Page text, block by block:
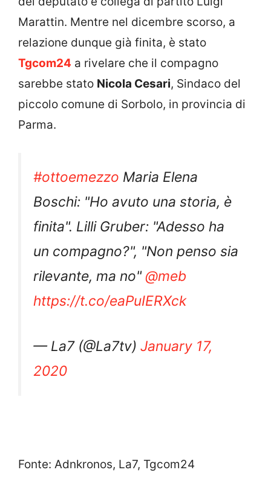
Marattin. Mentre nel dicembre scorso, a
relazione dunque già finita, è stato
Tgcom24 a rivelare che il compagno
sarebbe stato Nicola Cesari, Sindaco del
piccolo comune di Sorbolo, in provincia di
Parma.
#ottoemezzo Maria Elena
Boschi: "Ho avuto una storia, è
finita". Lilli Gruber: "Adesso ha
un compagno?", "Non penso sia
rilevante, ma no"@meb
https://t.co/eaPuIERXck
— La7 (@La7tv) January 17,
2020
Fonte: Adnkronos, La7, Tgcom24